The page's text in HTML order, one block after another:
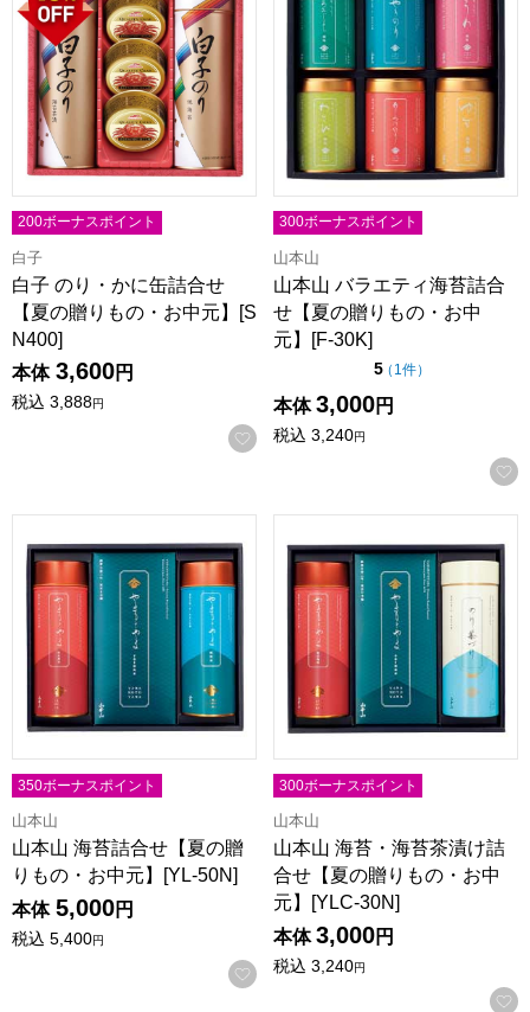
200ボーナスポイント
白子
白子 のり・かに缶詰合せ
【夏の贈りもの・お中元】[S
N400]
本体 3,600円
税込 3,888円
お気に入りに登録する
300ボーナスポイント
山本山
山本山 バラエティ海苔詰合
せ【夏の贈りもの・お中
元】[F-30K]
5点（5点満点中）
（ 1件の評価
）
本体 3,000円
税込 3,240円
350ボーナスポイント
山本山
山本山 海苔詰合せ【夏の贈
りもの・お中元】[YL-50N]
本体 5,000円
税込 5,400円
お気に入りに登録する
300ボーナスポイント
山本山
山本山 海苔・海苔茶漬け詰
合せ【夏の贈りもの・お中
元】[YLC-30N]
本体 3,000円
税込 3,240円